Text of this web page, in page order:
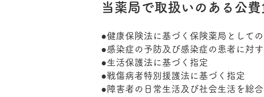
当薬局で取扱いのある公
●健康保険法に基づく保険薬局として
●感染症の予防及び感染症の患者に対
●生活保護法に基づく指定
●戦傷病者特別援護法に基づく指定
●障害者の日常生活及び社会生活を総